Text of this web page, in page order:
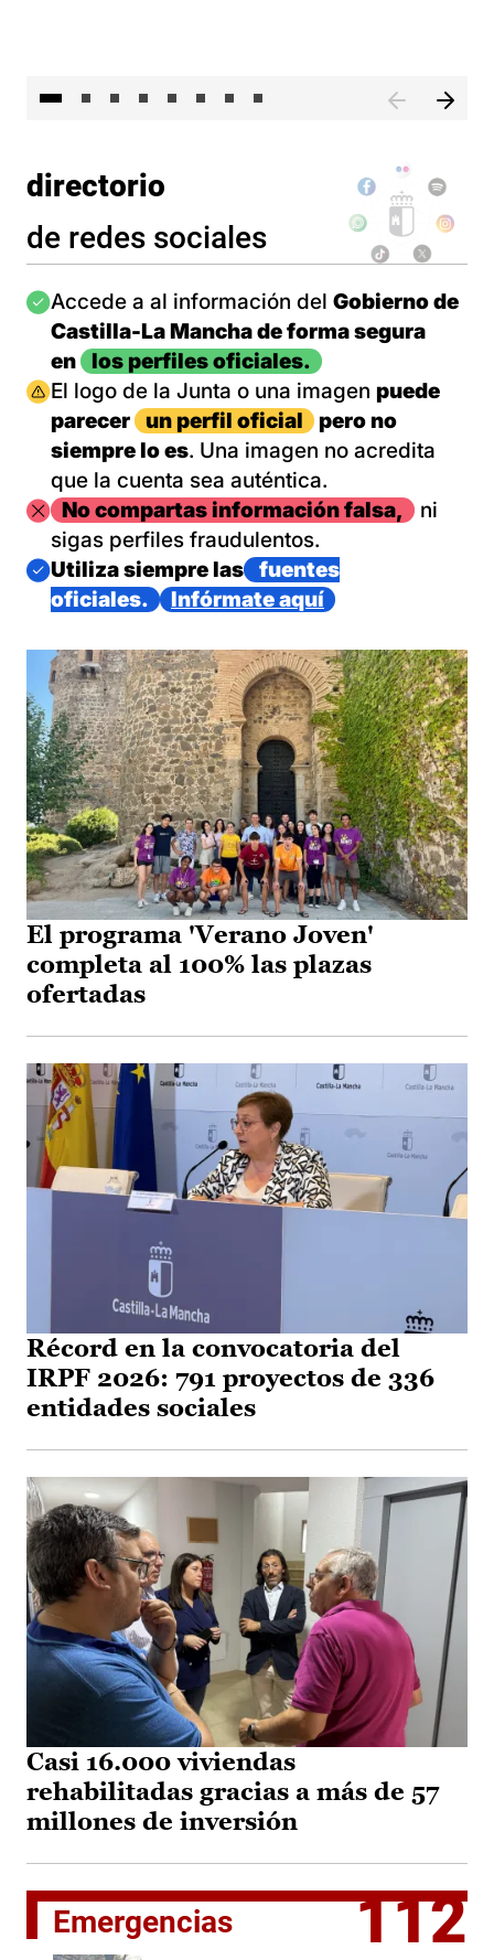
directorio
de redes sociales
Imagen
Accede a al información del Gobierno de
Castilla-La Mancha de forma segura
en
los perfiles oficiales.
Imagen
El logo de la Junta o una imagen puede
parecer
un perfil oficial
pero no
siempre lo es. Una imagen no acredita
que la cuenta sea auténtica.
ImagenNo compartas información falsa,
ni
sigas perfiles fraudulentos.
Imagen
Utiliza siempre las
fuentes
oficiales.
Infórmate aquí
El programa 'Verano Joven'
completa al 100% las plazas
ofertadas
Récord en la convocatoria del
IRPF 2026: 791 proyectos de 336
entidades sociales
Casi 16.000 viviendas
rehabilitadas gracias a más de 57
millones de inversión
Emergencias 112